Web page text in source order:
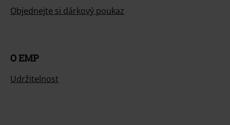
Objednejte si dárkový poukaz
O EMP
Udržitelnost